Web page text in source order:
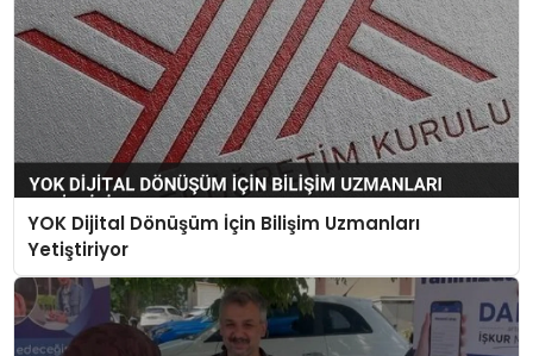
YOK Dijital Dönüşüm İçin Bilişim Uzmanları
Yetiştiriyor